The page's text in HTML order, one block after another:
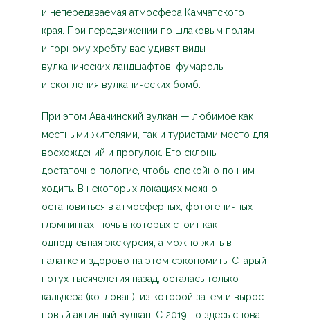
и непередаваемая атмосфера Камчатского
края. При передвижении по шлаковым полям
и горному хребту вас удивят виды
вулканических ландшафтов, фумаролы
и скопления вулканических бомб.
При этом Авачинский вулкан — любимое как
местными жителями, так и туристами место для
восхождений и прогулок. Его склоны
достаточно пологие, чтобы спокойно по ним
ходить. В некоторых локациях можно
остановиться в атмосферных, фотогеничных
глэмпингах, ночь в которых стоит как
однодневная экскурсия, а можно жить в
палатке и здорово на этом сэкономить. Старый
потух тысячелетия назад, осталась только
кальдера (котлован), из которой затем и вырос
новый активный вулкан. С 2019-го здесь снова